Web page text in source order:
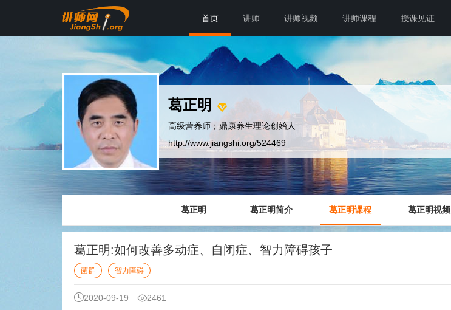
首页 讲师 讲师视频 讲师课程 授课见证
葛正明
高级营养师；鼎康养生理论创始人
http://www.jiangshi.org/524469
葛正明 葛正明简介 葛正明课程 葛正明视频
葛正明:如何改善多动症、自闭症、智力障碍孩子
菌群 智力障碍
2020-09-19 2461